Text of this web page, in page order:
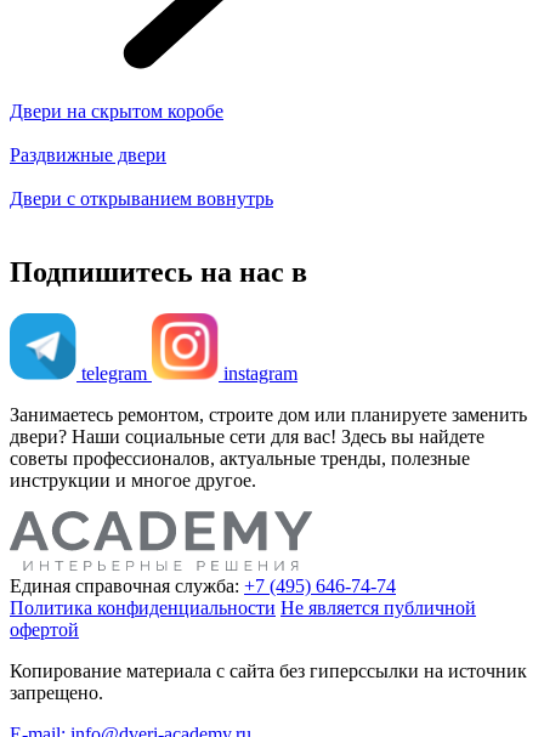
Двери на скрытом коробе
Раздвижные двери
Двери с открыванием вовнутрь
Подпишитесь на нас в
telegram
instagram
Занимаетесь ремонтом, строите дом или планируете заменить
двери? Наши социальные сети для вас! Здесь вы найдете
советы профессионалов, актуальные тренды, полезные
инструкции и многое другое.
Единая справочная служба: +7 (495) 646-74-74
Политика конфиденциальности Не является публичной
офертой
Копирование материала с сайта без гиперссылки на источник
запрещено.